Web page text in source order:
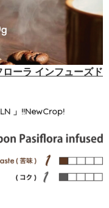
ーラ インフューズド
」!!NewCrop!